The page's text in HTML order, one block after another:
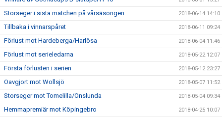
Storseger i sista matchen på vårsäsongen 2018-06-14 14:10
Tillbaka i vinnarspåret 2018-06-11 09:24
Förlust mot Hardeberga/Harlösa 2018-06-04 11:46
Förlust mot serieledarna 2018-05-22 12:07
Första förlusten i serien 2018-05-12 23:27
Oavgjort mot Wollsjö 2018-05-07 11:52
Storseger mot Tomelilla/Onslunda 2018-05-04 09:34
Hemmapremiär mot Köpingebro 2018-04-25 10:07